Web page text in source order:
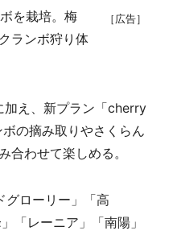
［広告］
を栽培。梅
ランボ狩り体
え、新プラン「cherry
の摘み取りやさくらん
わせて楽しめる。
ローリー」「高
「レーニア」「南陽」